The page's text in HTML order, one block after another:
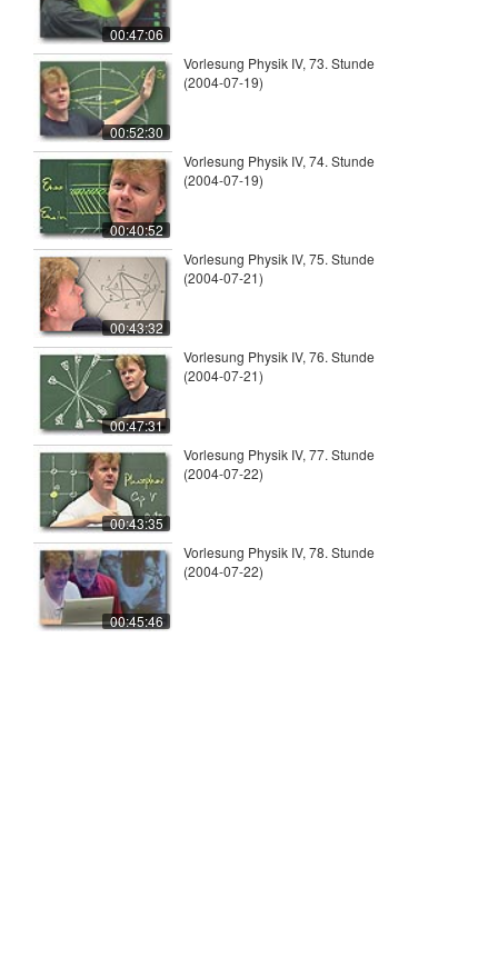
00:47:06
00:52:30
Vorlesung Physik IV, 73. Stunde
(2004-07-19)
00:40:52
Vorlesung Physik IV, 74. Stunde
(2004-07-19)
00:43:32
Vorlesung Physik IV, 75. Stunde
(2004-07-21)
00:47:31
Vorlesung Physik IV, 76. Stunde
(2004-07-21)
00:43:35
Vorlesung Physik IV, 77. Stunde
(2004-07-22)
00:45:46
Vorlesung Physik IV, 78. Stunde
(2004-07-22)